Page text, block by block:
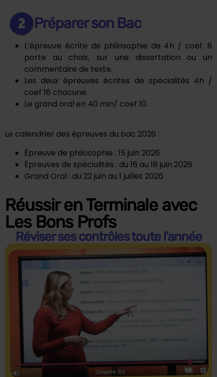
Préparer son Bac
L’épreuve écrite de philosophie de 4 h / coef. 8
porte au choix, sur une dissertation ou un
commentaire de texte.
Les deux épreuves écrites de spécialités 4h /
coef 16 chacune.
Le grand oral en 40 min/ coef 10.
Le calendrier des épreuves du bac 2026 :
Épreuve de philosophie : 15 juin 2026
Épreuves de spécialités : du 16 au 18 juin 2026
Grand Oral : du 22 juin au 1 juillet 2026
Réussir en Terminale avec
Les Bons Profs
Réviser ses contrôles toute l’année